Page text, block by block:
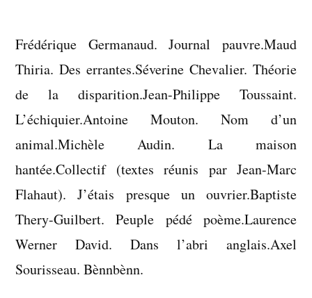
Frédérique Germanaud. Journal pauvre.Maud
Thiria. Des errantes.Séverine Chevalier. Théorie
de la disparition.Jean-Philippe Toussaint.
L’échiquier.Antoine Mouton. Nom d’un
animal.Michèle Audin. La maison
hantée.Collectif (textes réunis par Jean-Marc
Flahaut). J’étais presque un ouvrier.Baptiste
Thery-Guilbert. Peuple pédé poème.Laurence
Werner David. Dans l’abri anglais.Axel
Sourisseau. Bènnbènn.